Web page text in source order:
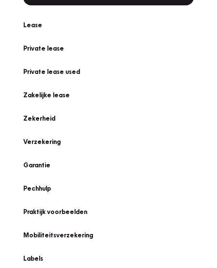
Lease
Private lease
Private lease used
Zakelijke lease
Zekerheid
Verzekering
Garantie
Pechhulp
Praktijk voorbeelden
Mobiliteitsverzekering
Labels